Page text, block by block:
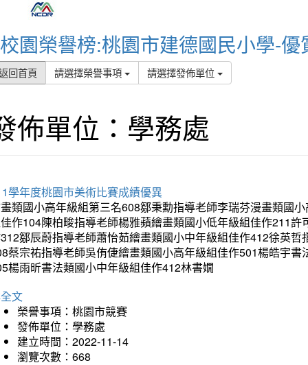
校園榮譽榜:桃園市建德國民小學-優
回首頁 請選擇榮譽事項 請選擇發佈單位
佈單位：學務處
學年度桃園市美術比賽成績優異
類國小高年級組第三名608鄒秉勳指導老師李瑞芬漫畫類國
作104陳柏畯指導老師楊雅蘋繪畫類國小低年級組佳作211
鄒辰蔚指導老師蕭怡茹繪畫類國小中年級組佳作412徐英
蔡宗祐指導老師吳侑倢繪畫類國小高年級組佳作501楊皓宇
楊雨昕書法類國小中年級組佳作412林書嫺
文
榮譽事項：桃園市競賽
發佈單位：學務處
建立時間：2022-11-14
瀏覽次數：668